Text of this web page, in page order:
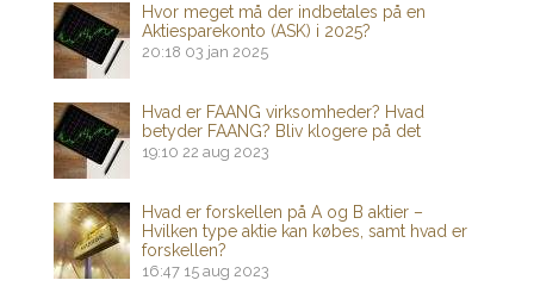
Hvor meget må der indbetales på en
Aktiesparekonto (ASK) i 2025?
20:18 03 jan 2025
Hvad er FAANG virksomheder? Hvad
betyder FAANG? Bliv klogere på det
19:10 22 aug 2023
Hvad er forskellen på A og B aktier –
Hvilken type aktie kan købes, samt hvad er
forskellen?
16:47 15 aug 2023